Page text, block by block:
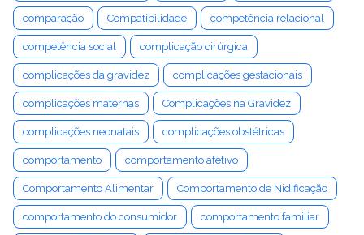
comparação Compatibilidade competência relacional
competência social complicação cirúrgica
complicações da gravidez complicações gestacionais
complicações maternas Complicações na Gravidez
complicações neonatais complicações obstétricas
comportamento comportamento afetivo
Comportamento Alimentar Comportamento de Nidificação
comportamento do consumidor comportamento familiar